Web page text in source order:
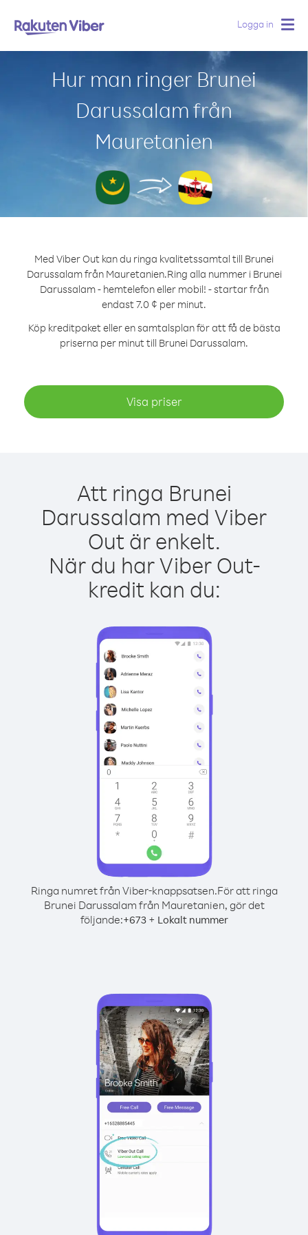
Logga in
Hur man ringer Brunei
Darussalam från
Mauretanien
Med Viber Out kan du ringa kvalitetssamtal till Brunei
Darussalam från Mauretanien.Ring alla nummer i Brunei
Darussalam - hemtelefon eller mobil! - startar från
endast 7.0 ¢ per minut.
Köp kreditpaket eller en samtalsplan för att få de bästa
priserna per minut till Brunei Darussalam.
Visa priser
Att ringa Brunei
Darussalam med Viber
Out är enkelt.
När du har Viber Out-
kredit kan du:
Ringa numret från Viber-knappsatsen.För att ringa
Brunei Darussalam från Mauretanien, gör det
följande:+673+ Lokalt nummer